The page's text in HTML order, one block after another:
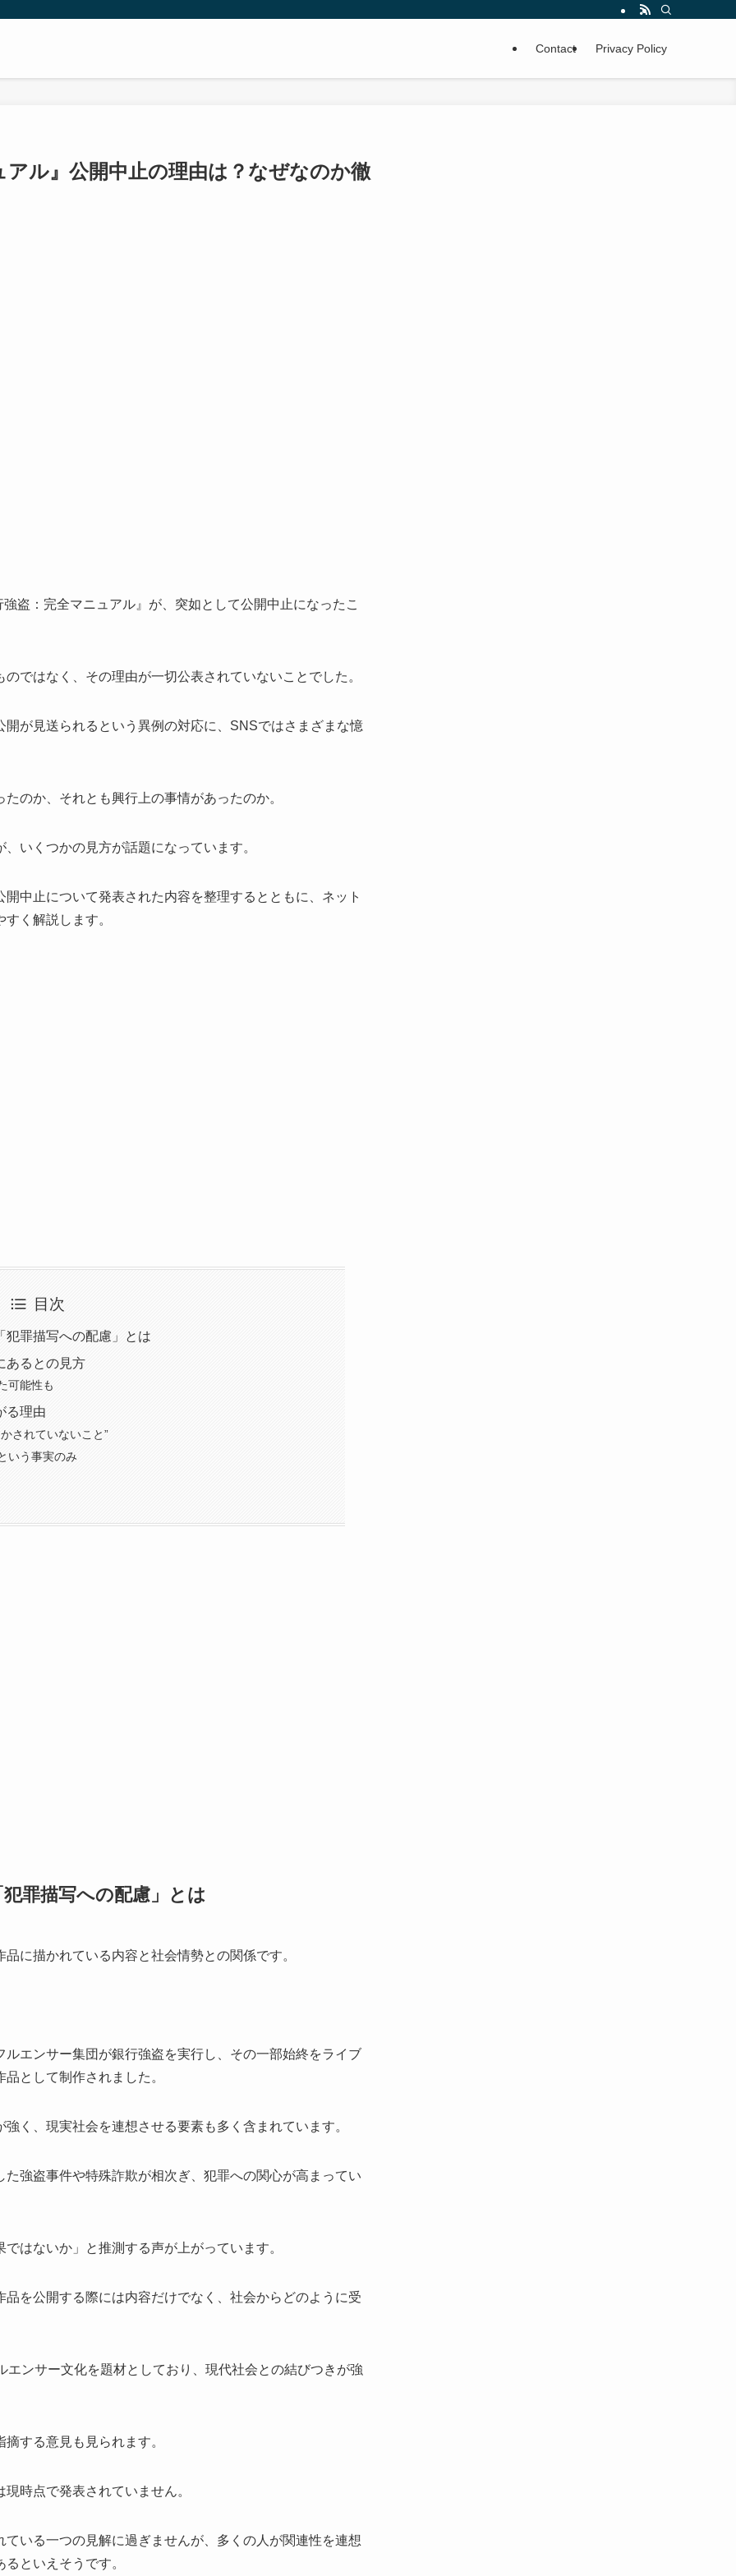
Contact Privacy Policy
ル』公開中止の理由は？なぜなのか徹
盗：完全マニュアル』が、突如として公開中止になったこ
ではなく、その理由が一切公表されていないことでした。
が見送られるという異例の対応に、SNSではさまざまな憶
のか、それとも興行上の事情があったのか。
いくつかの見方が話題になっています。
中止について発表された内容を整理するとともに、ネット
く解説します。
目次
犯罪描写への配慮」とは
あるとの見方
可能性も
る理由
されていないこと”
いう事実のみ
罪描写への配慮」とは
に描かれている内容と社会情勢との関係です。
エンサー集団が銀行強盗を実行し、その一部始終をライブ
として制作されました。
く、現実社会を連想させる要素も多く含まれています。
強盗事件や特殊詐欺が相次ぎ、犯罪への関心が高まってい
はないか」と推測する声が上がっています。
を公開する際には内容だけでなく、社会からどのように受
ンサー文化を題材としており、現代社会との結びつきが強
する意見も見られます。
時点で発表されていません。
いる一つの見解に過ぎませんが、多くの人が関連性を連想
といえそうです。